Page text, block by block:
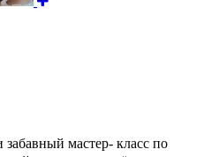
мастер- класс по